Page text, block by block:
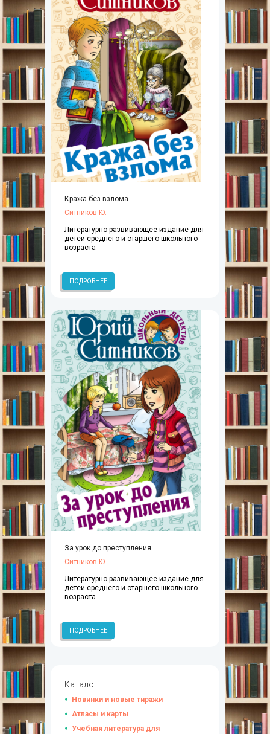
Кража без взлома
Ситников Ю.
Литературно-развивающее издание для
детей среднего и старшего школьного
возраста
ПОДРОБНЕЕ
За урок до преступления
Ситников Ю.
Литературно-развивающее издание для
детей среднего и старшего школьного
возраста
ПОДРОБНЕЕ
Каталог
Новинки и новые тиражи
Атласы и карты
Учебная литература для